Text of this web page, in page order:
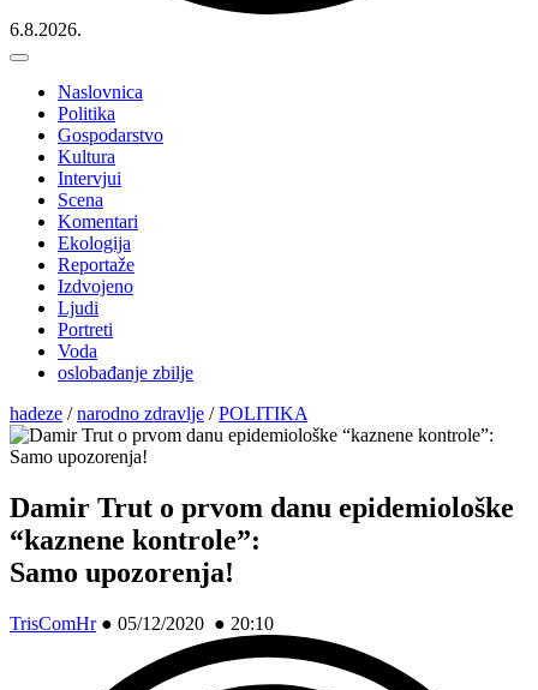
6.8.2026.
Naslovnica
Politika
Gospodarstvo
Kultura
Intervjui
Scena
Komentari
Ekologija
Reportaže
Izdvojeno
Ljudi
Portreti
Voda
oslobađanje zbilje
hadeze /narodno zdravlje /POLITIKA
Damir Trut o prvom danu epidemiološke
“kaznene kontrole”:
Samo upozorenja!
TrisComHr● 05/12/2020 ● 20:10